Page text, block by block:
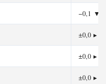
−0,1 ▼
±0,0 ▸
±0,0 ▸
±0,0 ▸